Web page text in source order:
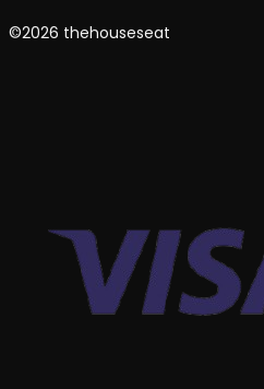
©2026 thehouseseat